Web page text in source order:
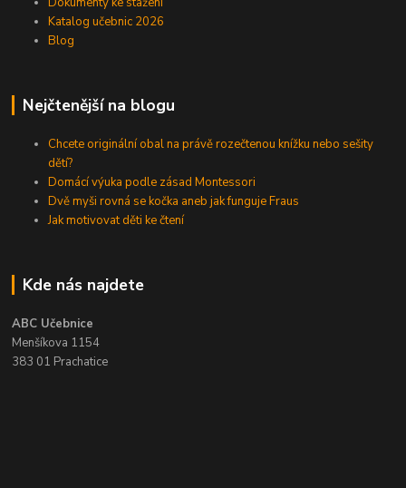
Katalog učebnic 2026
Blog
Nejčtenější na blogu
Chcete originální obal na právě rozečtenou knížku nebo sešity
dětí?
Domácí výuka podle zásad Montessori
Dvě myši rovná se kočka aneb jak funguje Fraus
Jak motivovat děti ke čtení
Kde nás najdete
ABC Učebnice
Menšíkova 1154
383 01 Prachatice